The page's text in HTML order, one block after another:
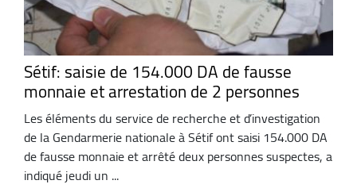
Sétif: saisie de 154.000 DA de fausse
monnaie et arrestation de 2 personnes
Les éléments du service de recherche et d’investigation
de la Gendarmerie nationale à Sétif ont saisi 154.000 DA
de fausse monnaie et arrêté deux personnes suspectes, a
indiqué jeudi un ...